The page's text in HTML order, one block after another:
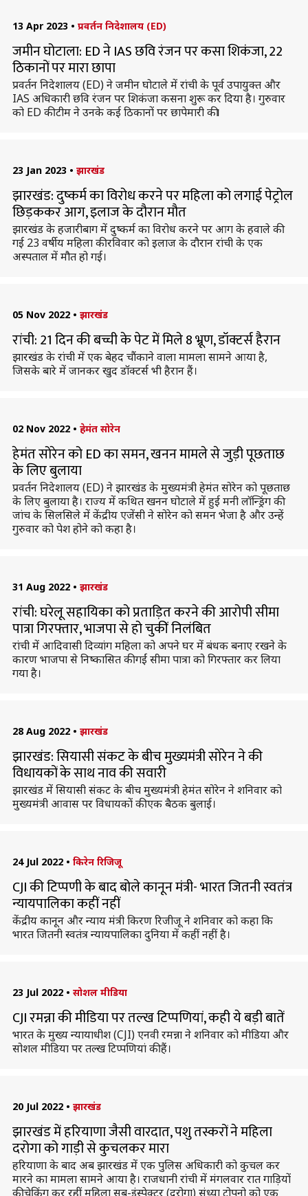
13 Apr 2023 • प्रवर्तन निदेशालय (ED)
जमीन घोटाला: ED ने IAS छवि रंजन पर कसा शिकंजा, 22
ठिकानों पर मारा छापा
प्रवर्तन निदेशालय (ED) ने जमीन घोटाले में रांची के पूर्व उपायुक्त और
IAS अधिकारी छवि रंजन पर शिकंजा कसना शुरू कर दिया है। गुरुवार
को ED की टीम ने उनके कई ठिकानों पर छापेमारी की।
23 Jan 2023 • झारखंड
झारखंड: दुष्कर्म का विरोध करने पर महिला को लगाई पेट्रोल
छिड़ककर आग, इलाज के दौरान मौत
झारखंड के हजारीबाग में दुष्कर्म का विरोध करने पर आग के हवाले की
गई 23 वर्षीय महिला की रविवार को इलाज के दौरान रांची के एक
अस्पताल में मौत हो गई।
05 Nov 2022 • झारखंड
रांची: 21 दिन की बच्ची के पेट में मिले 8 भ्रूण, डॉक्टर्स हैरान
झारखंड के रांची में एक बेहद चौंकाने वाला मामला सामने आया है,
जिसके बारे में जानकर खुद डॉक्टर्स भी हैरान हैं।
02 Nov 2022 • हेमंत सोरेन
हेमंत सोरेन को ED का समन, खनन मामले से जुड़ी पूछताछ
के लिए बुलाया
प्रवर्तन निदेशालय (ED) ने झारखंड के मुख्यमंत्री हेमंत सोरेन को पूछताछ
के लिए बुलाया है। राज्य में कथित खनन घोटाले में हुई मनी लॉन्ड्रिंग की
जांच के सिलसिले में केंद्रीय एजेंसी ने सोरेन को समन भेजा है और उन्हें
गुरुवार को पेश होने को कहा है।
31 Aug 2022 • झारखंड
रांची: घरेलू सहायिका को प्रताड़ित करने की आरोपी सीमा
पात्रा गिरफ्तार, भाजपा से हो चुकीं निलंबित
रांची में आदिवासी दिव्यांग महिला को अपने घर में बंधक बनाए रखने के
कारण भाजपा से निष्कासित की गईं सीमा पात्रा को गिरफ्तार कर लिया
गया है।
28 Aug 2022 • झारखंड
झारखंड: सियासी संकट के बीच मुख्यमंत्री सोरेन ने की
विधायकों के साथ नाव की सवारी
झारखंड में सियासी संकट के बीच मुख्यमंत्री हेमंत सोरेन ने शनिवार को
मुख्यमंत्री आवास पर विधायकों की एक बैठक बुलाई।
24 Jul 2022 • किरेन रिजिजू
CJI की टिप्पणी के बाद बोले कानून मंत्री- भारत जितनी स्वतंत्र
न्यायपालिका कहीं नहीं
केंद्रीय कानून और न्याय मंत्री किरण रिजीजू ने शनिवार को कहा कि
भारत जितनी स्वतंत्र न्यायपालिका दुनिया में कहीं नहीं है।
23 Jul 2022 • सोशल मीडिया
CJI रमन्ना की मीडिया पर तल्ख टिप्पणियां, कही ये बड़ी बातें
भारत के मुख्य न्यायाधीश (CJI) एनवी रमन्ना ने शनिवार को मीडिया और
सोशल मीडिया पर तल्ख टिप्पणियां की हैं।
20 Jul 2022 • झारखंड
झारखंड में हरियाणा जैसी वारदात, पशु तस्करों ने महिला
दरोगा को गाड़ी से कुचलकर मारा
हरियाणा के बाद अब झारखंड में एक पुलिस अधिकारी को कुचल कर
मारने का मामला सामने आया है। राजधानी रांची में मंगलवार रात गाड़ियों
की चेकिंग कर रहीं महिला सब-इंस्पेक्टर (दरोगा) संध्या टोपनो को एक